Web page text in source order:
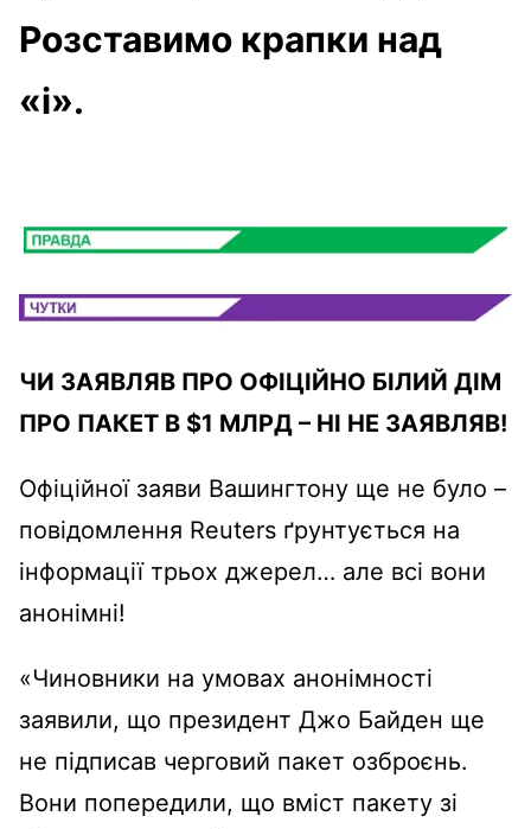
Розставимо крапки над
«і».
ЧИ ЗАЯВЛЯВ ПРО ОФІЦІЙНО БІЛИЙ ДІМ
ПРО ПАКЕТ В $1 МЛРД – НІ НЕ ЗАЯВЛЯВ!
Офіційної заяви Вашингтону ще не було –
повідомлення Reuters ґрунтується на
інформації трьох джерел… але всі вони
анонімні!
«Чиновники на умовах анонімності
заявили, що президент Джо Байден ще
не підписав черговий пакет озброєнь.
Вони попередили, що вміст пакету зі